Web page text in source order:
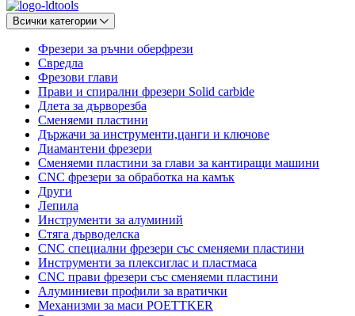
Всички категории
Фрезери за ръчни оберфрези
Свредла
Фрезови глави
Прави и спирални фрезери Solid carbide
Длета за дърворезба
Сменяеми пластини
Държачи за инструменти,цанги и ключове
Диамантени фрезери
Сменяеми пластини за глави за кантиращи машини
CNC фрезери за обработка на камък
Други
Лепила
Инструменти за алуминий
Стяга дърводелска
CNC специални фрезери със сменяеми пластини
Инструменти за плексиглас и пластмаса
CNC прави фрезери със сменяеми пластини
Алуминиеви профили за вратички
Механизми за маси POETTKER